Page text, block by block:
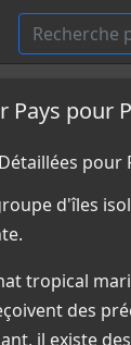
Pays pour
pour
d'îles
tropical
des
il existe